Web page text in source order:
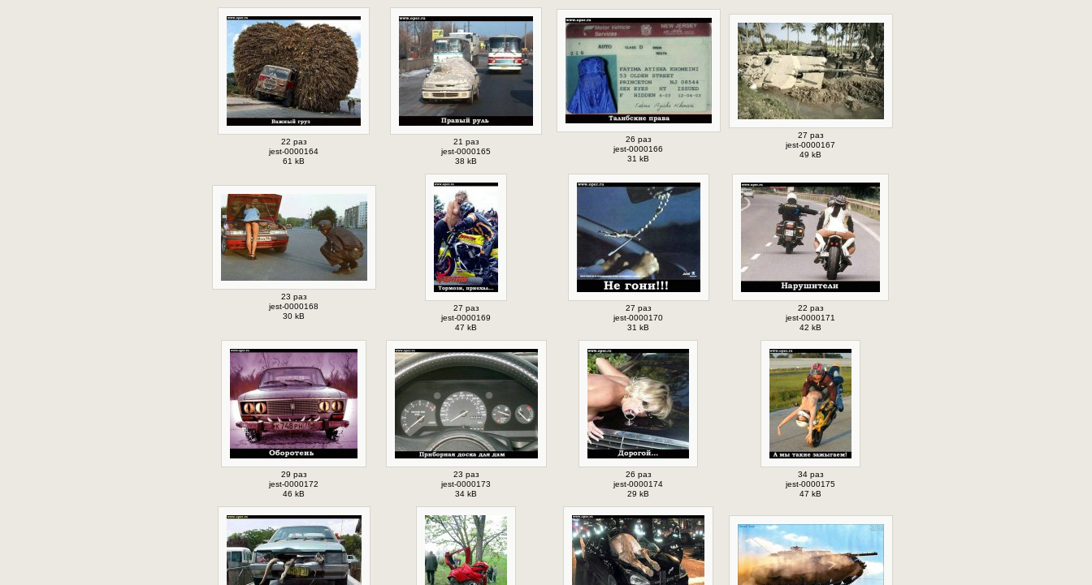
22 раз
jest-0000164
61 kB
21 раз
jest-0000165
38 kB
26 раз
jest-0000166
31 kB
27 раз
jest-0000167
49 kB
23 раз
jest-0000168
30 kB
27 раз
jest-0000169
47 kB
27 раз
jest-0000170
31 kB
22 раз
jest-0000171
42 kB
29 раз
jest-0000172
46 kB
23 раз
jest-0000173
34 kB
26 раз
jest-0000174
29 kB
34 раз
jest-0000175
47 kB